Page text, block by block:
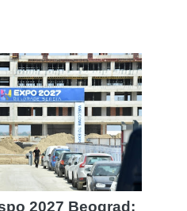
2027 Beograd: